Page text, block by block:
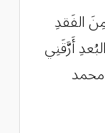
الفَقدِ
أَرَّقَنِي